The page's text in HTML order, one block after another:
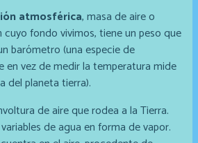
atmosférica, masa de aire o
fondo vivimos, tiene un peso que
barómetro (una especie de
vez de medir la temperatura mide
del planeta tierra).
de aire que rodea a la Tierra.
de agua en forma de vapor.